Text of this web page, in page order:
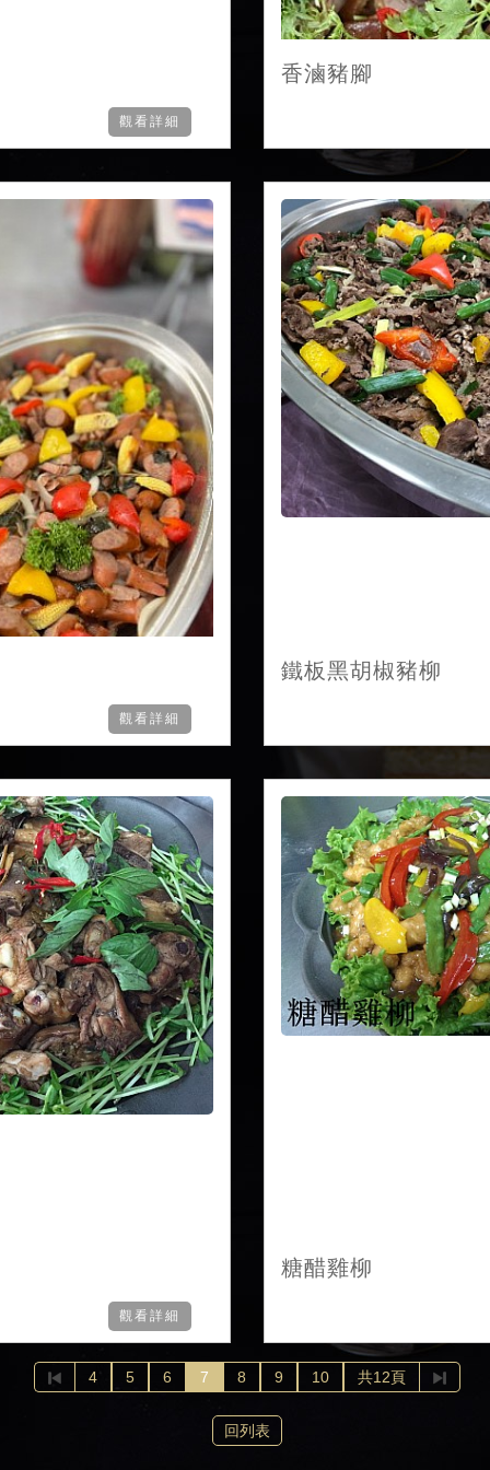
觀看詳細
香滷豬腳
觀看詳細
鐵板黑胡椒豬柳
觀看詳細
糖醋雞柳
4 5 6 7 8 9 10 共12頁
回列表